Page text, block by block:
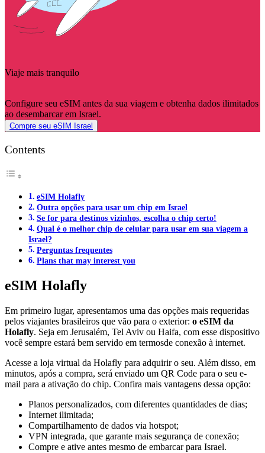
Viaje mais tranquilo
Configure seu eSIM antes da sua viagem e obtenha dados ilimitados
ao desembarcar em Israel.
Compre seu eSIM Israel
Contents
eSIM Holafly
Outra opções para usar um chip em Israel
Se for para destinos vizinhos, escolha o chip certo!
Qual é o melhor chip de celular para usar em sua viagem a
Israel?
Perguntas frequentes
Plans that may interest you
eSIM Holafly
Em primeiro lugar, apresentamos uma das opções mais requeridas
pelos viajantes brasileiros que vão para o exterior: o eSIM da
Holafly. Seja em Jerusalém, Tel Aviv ou Haifa, com esse dispositivo
você sempre estará bem servido em termosde conexão à internet.
Acesse a loja virtual da Holafly para adquirir o seu. Além disso, em
minutos, após a compra, será enviado um QR Code para o seu e-
mail para a ativação do chip. Confira mais vantagens dessa opção:
Planos personalizados, com diferentes quantidades de dias;
Internet ilimitada;
Compartilhamento de dados via hotspot;
VPN integrada, que garante mais segurança de conexão;
Compre e ative antes mesmo de embarcar para Israel.